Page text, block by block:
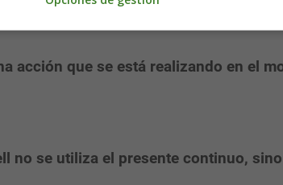
acción que se está realizando en el
no se utiliza el presente continuo,